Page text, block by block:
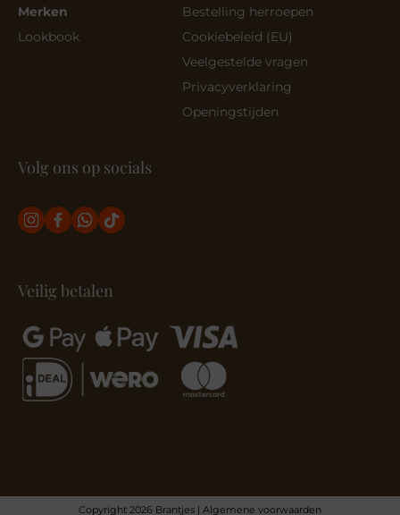
Merken
Lookbook
Bestelling herroepen
Cookiebeleid (EU)
Veelgestelde vragen
Privacyverklaring
Openingstijden
Volg ons op socials
Veilig betalen
Copyright 2026 Brantjes | Algemene voorwaarden